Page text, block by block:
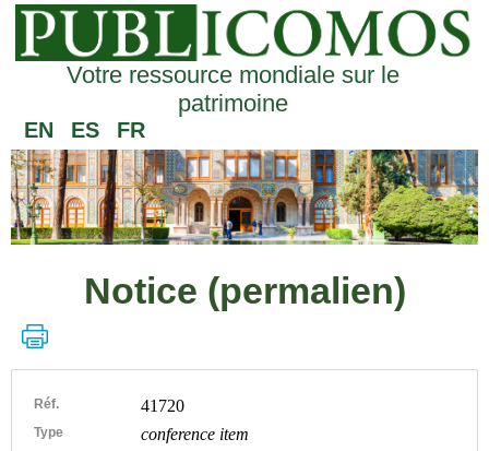
Votre ressource mondiale sur le
patrimoine
EN ES FR
Notice (permalien)
Réf. 41720
Type conference item